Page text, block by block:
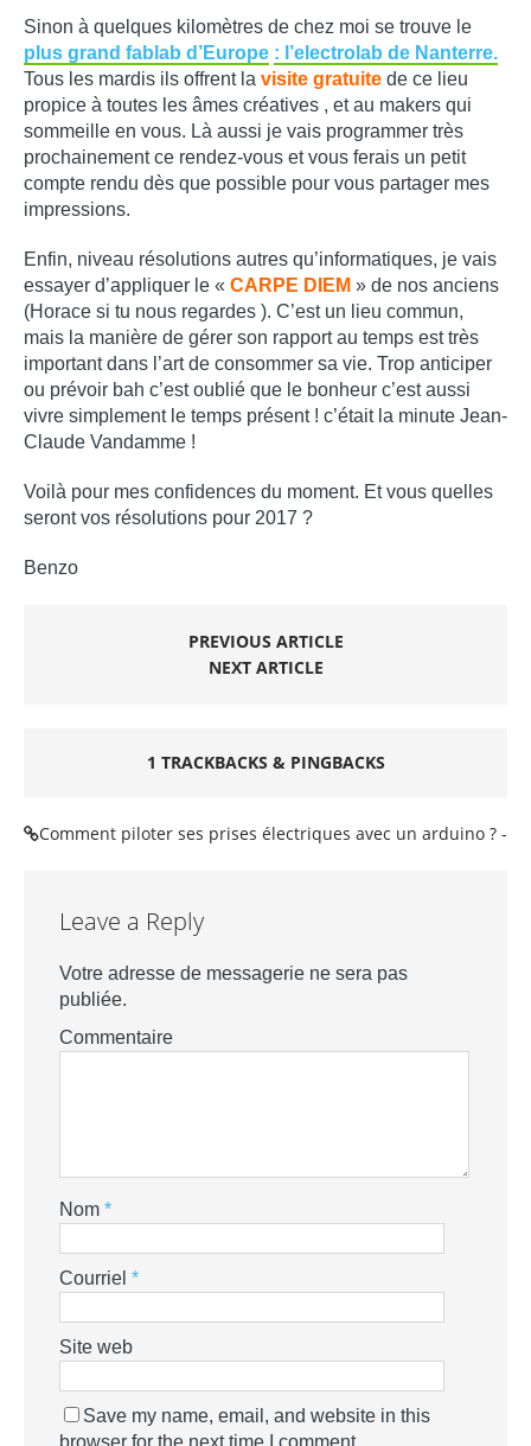
Sinon à quelques kilomètres de chez moi se trouve le
plus grand fablab d’Europe : l’electrolab de Nanterre.
Tous les mardis ils offrent la visite gratuite de ce lieu
propice à toutes les âmes créatives , et au makers qui
sommeille en vous. Là aussi je vais programmer très
prochainement ce rendez-vous et vous ferais un petit
compte rendu dès que possible pour vous partager mes
impressions.
Enfin, niveau résolutions autres qu’informatiques, je vais
essayer d’appliquer le « CARPE DIEM » de nos anciens
(Horace si tu nous regardes ). C’est un lieu commun,
mais la manière de gérer son rapport au temps est très
important dans l’art de consommer sa vie. Trop anticiper
ou prévoir bah c’est oublié que le bonheur c’est aussi
vivre simplement le temps présent ! c’était la minute Jean-
Claude Vandamme !
Voilà pour mes confidences du moment. Et vous quelles
seront vos résolutions pour 2017 ?
Benzo
PREVIOUS ARTICLE
NEXT ARTICLE
1 TRACKBACKS & PINGBACKS
Comment piloter ses prises électriques avec un arduino ? -
Leave a Reply
Votre adresse de messagerie ne sera pas
publiée.
Commentaire
Nom *
Courriel *
Site web
Save my name, email, and website in this
browser for the next time I comment.